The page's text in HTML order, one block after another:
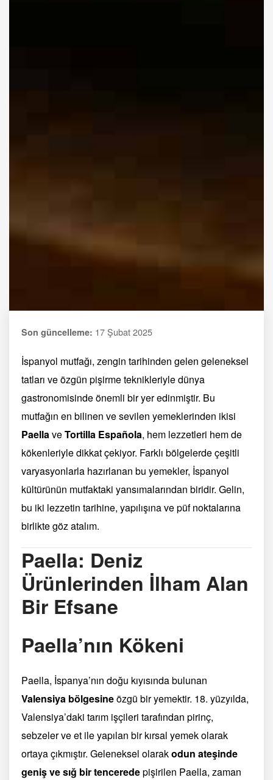
Son güncelleme: 17 Şubat 2025
İspanyol mutfağı, zengin tarihinden gelen geleneksel
tatları ve özgün pişirme teknikleriyle dünya
gastronomisinde önemli bir yer edinmiştir. Bu
mutfağın en bilinen ve sevilen yemeklerinden ikisi
PaellaveTortilla Española, hem lezzetleri hem de
kökenleriyle dikkat çekiyor. Farklı bölgelerde çeşitli
varyasyonlarla hazırlanan bu yemekler, İspanyol
kültürünün mutfaktaki yansımalarından biridir. Gelin,
bu iki lezzetin tarihine, yapılışına ve püf noktalarına
birlikte göz atalım.
Paella: Deniz
Ürünlerinden İlham Alan
Bir Efsane
Paella’nın Kökeni
Paella, İspanya’nın doğu kıyısında bulunan
Valensiya bölgesineözgü bir yemektir. 18. yüzyılda,
Valensiya’daki tarım işçileri tarafından pirinç,
sebzeler ve et ile yapılan bir kırsal yemek olarak
ortaya çıkmıştır. Geleneksel olarakodun ateşinde
geniş ve sığ bir tenceredepişirilen Paella, zaman